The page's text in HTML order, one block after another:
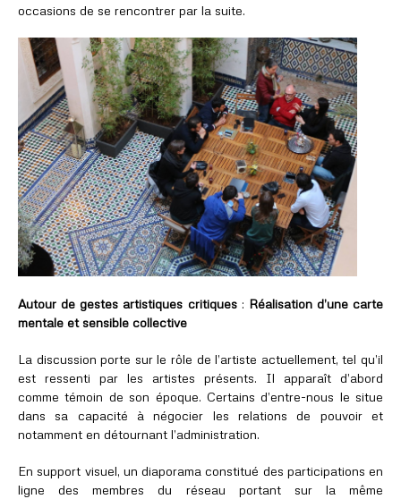
occasions de se rencontrer par la suite.
Autour de gestes artistiques critiques: Réalisation d’une carte
mentale et sensible collective
La discussion porte sur le rôle de l’artiste actuellement, tel qu’il
est ressenti par les artistes présents. Il apparaît d’abord
comme témoin de son époque. Certains d’entre-nous le situe
dans sa capacité à négocier les relations de pouvoir et
notamment en détournant l’administration.
En support visuel, un diaporama constitué des participations en
ligne des membres du réseau portant sur la même